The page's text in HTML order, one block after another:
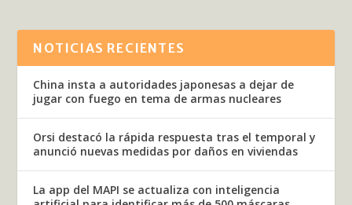
NOTICIAS RECIENTES
China insta a autoridades japonesas a dejar de
jugar con fuego en tema de armas nucleares
Orsi destacó la rápida respuesta tras el temporal y
anunció nuevas medidas por daños en viviendas
La app del MAPI se actualiza con inteligencia